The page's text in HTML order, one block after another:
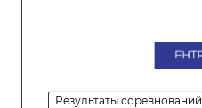
Результаты соревнований